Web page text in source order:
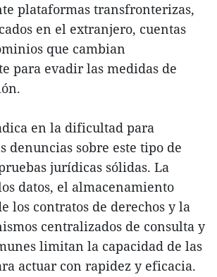
plataformas transfronterizas,
en el extranjero, cuentas
que cambian
para evadir las medidas de
en la dificultad para
denuncias sobre este tipo de
jurídicas sólidas. La
datos, el almacenamiento
los contratos de derechos y la
centralizados de consulta y
limitan la capacidad de las
actuar con rapidez y eficacia.